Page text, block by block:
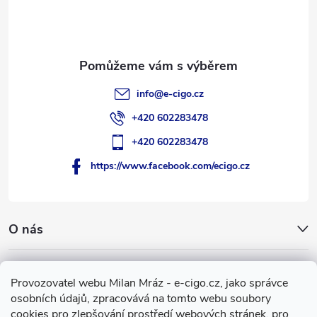
Provozovatel webu Milan Mráz - e-cigo.cz, jako správce
osobních údajů, zpracovává na tomto webu soubory
O nás
Facebook
info@e-cigo.cz
+420 602283478
+420 602283478
https://www.facebook.com/ecigo.cz